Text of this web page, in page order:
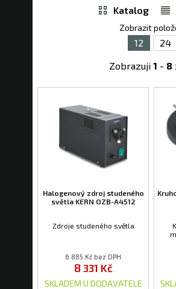
Katalog
Zobrazit
12
24
Zobrazuji 1 - 8
Halogenový zdroj studeného
světla KERN OZB-A4512
Zdroje studeného světla
6 885 Kč bez DPH
8 331 Kč
SKLADEM U DODAVATELE